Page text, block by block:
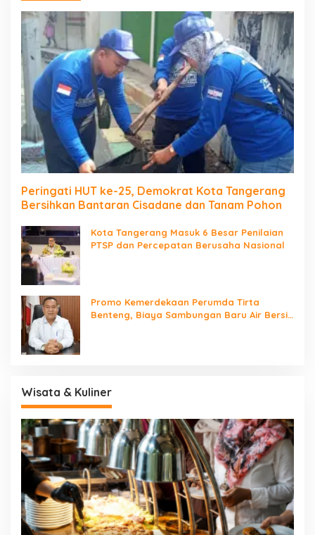
Peringati HUT ke-25, Demokrat Kota Tangerang
Bersihkan Bantaran Cisadane dan Tanam Pohon
Kota Tangerang Masuk 6 Besar Penilaian
PTSP dan Percepatan Berusaha Nasional
Promo Kemerdekaan Perumda Tirta
Benteng, Biaya Sambungan Baru Air Bersih
Wisata & Kuliner